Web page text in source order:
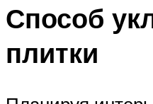
Способ
плитки